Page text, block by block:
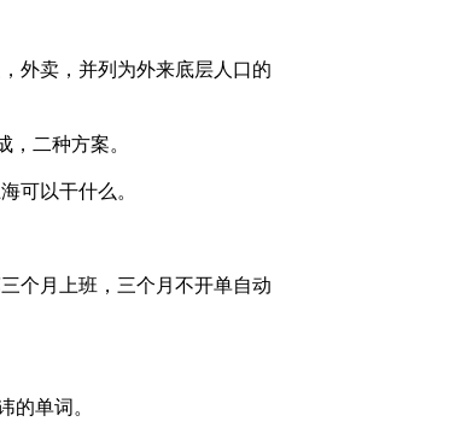
外卖，并列为外来底层人口的
二种方案。
可以干什么。
个月上班，三个月不开单自动
单词。